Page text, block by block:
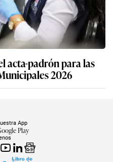
acta-padrón para las
2026
App
Play